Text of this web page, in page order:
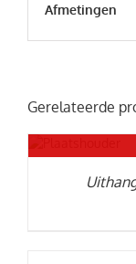
Afmetingen
Gerelateerde